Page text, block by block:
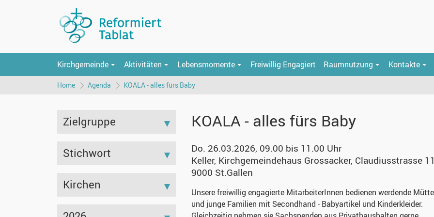
Kirchgemeinde Aktivitäten Lebensmomente Freiwillig Engagiert Raumnutzung Kontakte
Home Agenda KOALA - alles fürs Baby
Zielgruppe
Stichwort
Kirchen
KOALA - alles fürs Baby
Do. 26.03.2026, 09.00 bis 11.00 Uhr
Keller, Kirchgemeindehaus Grossacker, Claudiusstrasse
9000 St.Gallen
Unsere freiwillig engagierte MitarbeiterInnen bedienen werdende
und junge Familien mit Secondhand - Babyartikel und Kinderkleider.